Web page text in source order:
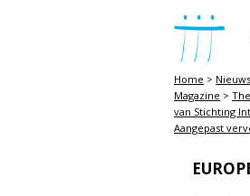
Home > Nieuws
Magazine >
van Stichting
Aangepast